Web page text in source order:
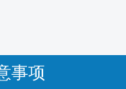
事项